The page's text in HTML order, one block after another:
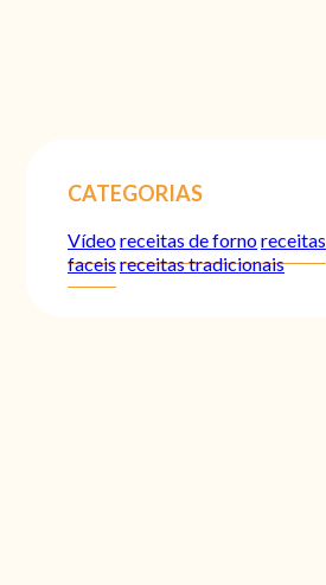
CATEGORIAS
Vídeoreceitas de fornoreceitas
faceisreceitas tradicionais